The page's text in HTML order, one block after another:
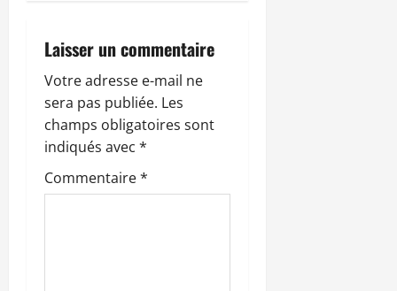
i
o
n
d
’
Laisser un commentaire
Votre adresse e-mail ne
sera pas publiée. Les
champs obligatoires sont
indiqués avec *
Commentaire*